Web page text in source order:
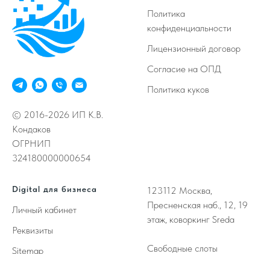
© 2016-2026 ИП К.В.
Кондаков
ОГРНИП
324180000000654
Политика
конфиденциальности
Лицензионный договор
Согласие на ОПД
Политика куков
Digital для бизнеса
Личный кабинет
Реквизиты
Sitemap
123112 Москва,
Пресненская наб., 12, 19
этаж, коворкинг Sreda
Свободные слоты